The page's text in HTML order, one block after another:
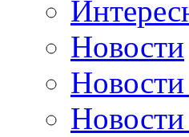
Новости
Новости